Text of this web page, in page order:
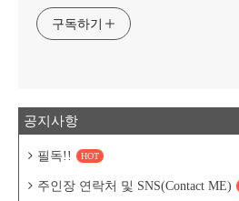
구독하기
공지사항
필독!! HOT
주인장 연락처 및 SNS(Contact ME)